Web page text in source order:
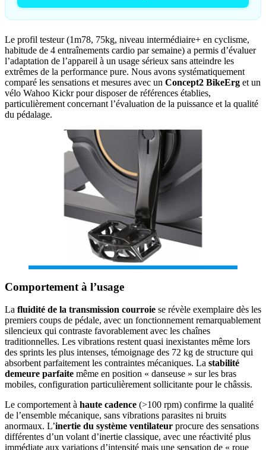
Le profil testeur (1m78, 75kg, niveau intermédiaire+ en cyclisme,
habitude de 4 entraînements cardio par semaine) a permis d’évaluer
l’adaptation de l’appareil à un usage sérieux sans atteindre les
extrêmes de la performance pure. Nous avons systématiquement
comparé les sensations et mesures avec un Concept2 BikeErg et un
vélo Wahoo Kickr pour disposer de références établies,
particulièrement concernant l’évaluation de la puissance et la qualité
du pédalage.
Comportement à l’usage
La fluidité de la transmission courroie se révèle exemplaire dès les
premiers coups de pédale, avec un fonctionnement remarquablement
silencieux qui contraste favorablement avec les chaînes
traditionnelles. Les vibrations restent quasi inexistantes même lors
des sprints les plus intenses, témoignage des 72 kg de structure qui
absorbent parfaitement les contraintes mécaniques. La stabilité
demeure parfaite même en position « danseuse » sur les bras
mobiles, configuration particulièrement sollicitante pour le châssis.
Le comportement à haute cadence (>100 rpm) confirme la qualité
de l’ensemble mécanique, sans vibrations parasites ni bruits
anormaux. L’inertie du système ventilateur procure des sensations
différentes d’un volant d’inertie classique, avec une réactivité plus
immédiate aux variations d’intensité mais une sensation de « roue